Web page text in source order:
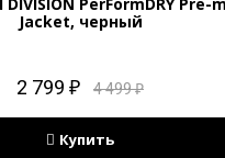
Jacket, черный
2 799 ₽ 4 499 ₽
Купить